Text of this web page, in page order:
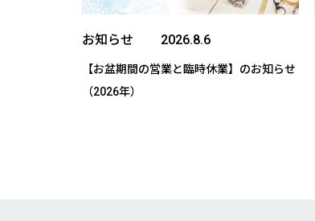
お知らせ
【お盆期間の営業と臨時休業】のお知らせ
（2026年）